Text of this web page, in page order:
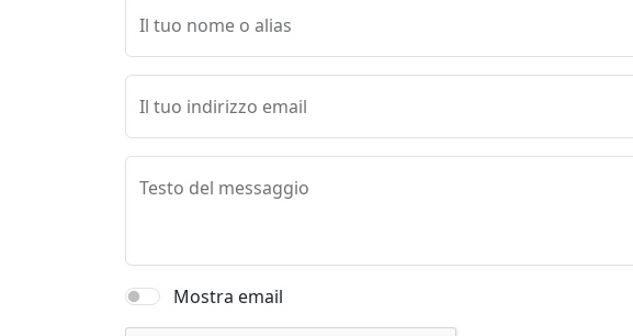
Il tuo nome o alias
Il tuo indirizzo email
Testo del messaggio
Mostra email